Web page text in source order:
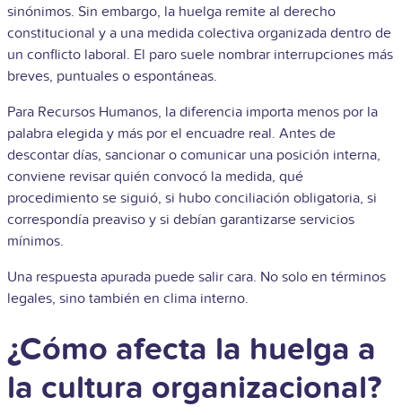
sinónimos. Sin embargo, la huelga remite al derecho
constitucional y a una medida colectiva organizada dentro de
un conflicto laboral. El paro suele nombrar interrupciones más
breves, puntuales o espontáneas.
Para Recursos Humanos, la diferencia importa menos por la
palabra elegida y más por el encuadre real. Antes de
descontar días, sancionar o comunicar una posición interna,
conviene revisar quién convocó la medida, qué
procedimiento se siguió, si hubo conciliación obligatoria, si
correspondía preaviso y si debían garantizarse servicios
mínimos.
Una respuesta apurada puede salir cara. No solo en términos
legales, sino también en clima interno.
¿Cómo afecta la huelga a
la cultura organizacional?